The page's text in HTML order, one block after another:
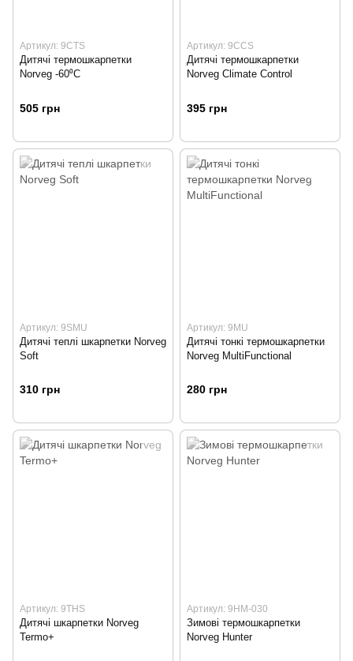
Артикул: 9CTS
Дитячі термошкарпетки
Norveg -60⁰С
505 грн
Артикул: 9CCS
Дитячі термошкарпетки
Norveg Climate Control
395 грн
Артикул: 9SMU
Дитячі теплі шкарпетки Norveg
Soft
310 грн
Артикул: 9MU
Дитячі тонкі термошкарпетки
Norveg MultiFunctional
280 грн
Артикул: 9THS
Дитячі шкарпетки Norveg
Termo+
Артикул: 9HM-030
Зимові термошкарпетки
Norveg Hunter